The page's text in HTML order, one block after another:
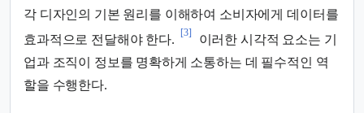
각 디자인의 기본 원리를 이해하여 소비자에게 데이터를
효과적으로 전달해야 한다.
[3]
이러한 시각적 요소는 기
업과 조직이 정보를 명확하게 소통하는 데 필수적인 역
할을 수행한다.